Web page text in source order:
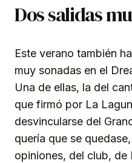
Dos salidas
Este verano también
muy sonadas en el
Una de ellas, la del
que firmó por La
desvincularse del
quería que se
opiniones, del club, de